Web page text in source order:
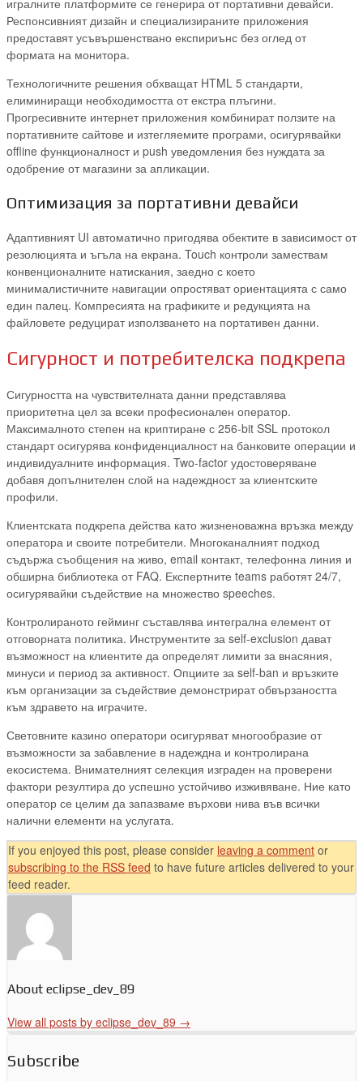
игралните платформите се генерира от портативни девайси.
Респонсивният дизайн и специализираните приложения
предоставят усъвършенствано експириънс без оглед от
формата на монитора.
Технологичните решения обхващат HTML 5 стандарти,
елиминиращи необходимостта от екстра плъгини.
Прогресивните интернет приложения комбинират ползите на
портативните сайтове и изтегляемите програми, осигурявайки
offline функционалност и push уведомления без нуждата за
одобрение от магазини за апликации.
Оптимизация за портативни девайси
Адаптивният UI автоматично пригодява обектите в зависимост от
резолюцията и ъгъла на екрана. Touch контроли замествам
конвенционалните натискания, заедно с което
минималистичните навигации опростяват ориентацията с само
един палец. Компресията на графиките и редукцията на
файловете редуцират използването на портативен данни.
Сигурност и потребителска подкрепа
Сигурността на чувствителната данни представлява
приоритетна цел за всеки професионален оператор.
Максималното степен на криптиране с 256-bit SSL протокол
стандарт осигурява конфиденциалност на банковите операции и
индивидуалните информация. Two-factor удостоверяване
добавя допълнителен слой на надеждност за клиентските
профили.
Клиентската подкрепа действа като жизненоважна връзка между
оператора и своите потребители. Многоканалният подход
съдържа съобщения на живо, email контакт, телефонна линия и
обширна библиотека от FAQ. Експертните teams работят 24/7,
осигурявайки съдействие на множество speeches.
Контролираното гейминг съставлява интегрална елемент от
отговорната политика. Инструментите за self-exclusion дават
възможност на клиентите да определят лимити за внасяния,
минуси и период за активност. Опциите за self-ban и връзките
към организации за съдействие демонстрират обвързаността
към здравето на играчите.
Световните казино оператори осигуряват многообразие от
възможности за забавление в надеждна и контролирана
екосистема. Внимателният селекция изграден на проверени
фактори резултира до успешно устойчиво изживяване. Ние като
оператор се целим да запазваме върхови нива във всички
налични елементи на услугата.
If you enjoyed this post, please consider leaving a comment or
subscribing to the RSS feed to have future articles delivered to your
feed reader.
About eclipse_dev_89
View all posts by eclipse_dev_89 →
Subscribe